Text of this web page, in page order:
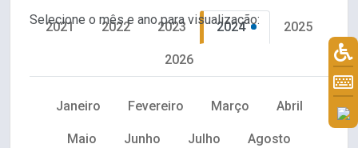
Selecione o mês e ano para visualização:
2021 2022 2023 2024 2025
2026
Janeiro Fevereiro Março Abril
Maio Junho Julho Agosto